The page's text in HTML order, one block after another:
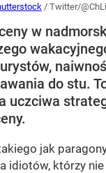
/ Twitter/
w
do stu.
uczciwa
jak
idiotów, którzy